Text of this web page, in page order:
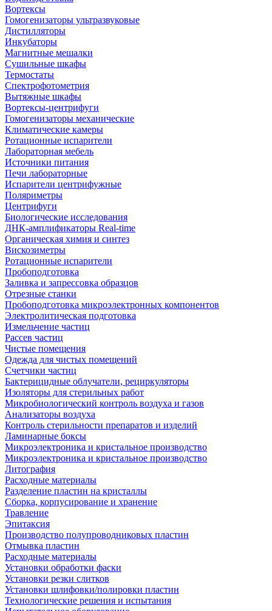
Вортексы
Гомогенизаторы ультразвуковые
Дистилляторы
Инкубаторы
Магнитные мешалки
Сушильные шкафы
Термостаты
Спектрофотометрия
Вытяжные шкафы
Вортексы-центрифуги
Гомогенизаторы механические
Климатические камеры
Ротационные испарители
Лабораторная мебель
Источники питания
Печи лабораторные
Испарители центрифужные
Поляриметры
Центрифуги
Биологические исследования
ДНК-амплификаторы Real-time
Органическая химия и синтез
Вискозиметры
Ротационные испарители
Пробоподготовка
Заливка и запрессовка образцов
Отрезные станки
Пробоподготовка микроэлектронных компонентов
Электролитическая подготовка
Измельчение частиц
Рассев частиц
Чистые помещения
Одежда для чистых помещений
Счетчики частиц
Бактерицидные облучатели, рециркуляторы
Изоляторы для стерильных работ
Микробиологический контроль воздуха и газов
Анализаторы воздуха
Контроль стерильности препаратов и изделий
Ламинарные боксы
Микроэлектроника и кристальное производство
Микроэлектроника и кристальное производство
Литография
Расходные материалы
Разделение пластин на кристаллы
Сборка, корпусирование и хранение
Травление
Эпитаксия
Производство полупроводниковых пластин
Отмывка пластин
Расходные материалы
Установки обработки фаски
Установки резки слитков
Установки шлифовки/полировки пластин
Технологические решения и испытания